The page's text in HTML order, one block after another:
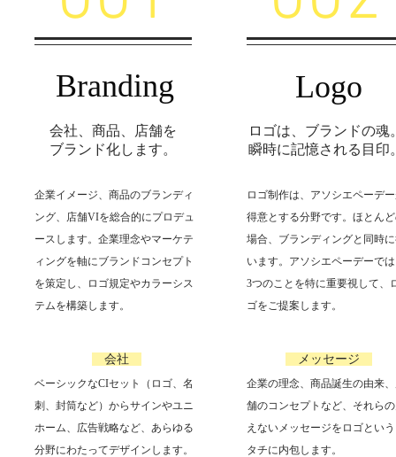
Branding
会社、商品、店舗を
ブランド化します。
企業イメージ、商品のブランディ
ング、店舗VIを総合的にプロデュ
ースします。企業理念やマーケテ
ィングを軸にブランドコンセプト
を策定し、ロゴ規定やカラーシス
テムを構築します。
会社
ベーシックなCIセット（ロゴ、名
刺、封筒など）からサインやユニ
ホーム、広告戦略など、あらゆる
分野にわたってデザインします。
Logo
ロゴは、ブランドの魂
瞬時に記憶される目印
ロゴ制作は、アソシエペーデ
得意とする分野です。ほとん
場合、ブランディングと同時
います。アソシエペーデーで
3つのことを特に重要視して、
ゴをご提案します。
メッセージ
企業の理念、商品誕生の由来
舗のコンセプトなど、それら
えないメッセージをロゴとい
タチに内包します。